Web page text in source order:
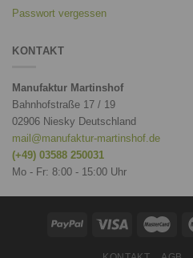
Passwort vergessen
KONTAKT
Manufaktur Martinshof
Bahnhofstraße 17 / 19
02906 Niesky Deutschland
mail@manufaktur-martinshof.de
(+49) 03588 250031
Mo - Fr: 8:00 - 15:00 Uhr